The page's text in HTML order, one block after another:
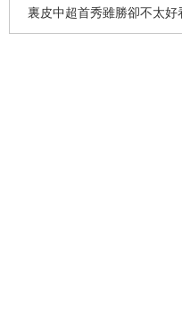
裏皮中超首秀雖勝卻不太好